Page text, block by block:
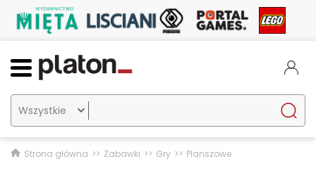

Strona główna Zabawki Gry Planszowe